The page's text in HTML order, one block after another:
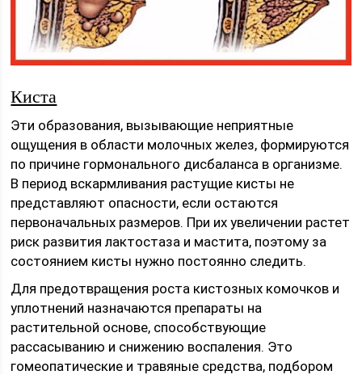
Киста
Эти образования, вызывающие неприятные
ощущения в области молочных желез, формируются
по причине гормонального дисбаланса в организме.
В период вскармливания растущие кисты не
представляют опасности, если остаются
первоначальных размеров. При их увеличении растет
риск развития лактостаза и мастита, поэтому за
состоянием кисты нужно постоянно следить.
Для предотвращения роста кистозных комочков и
уплотнений назначаются препараты на
растительной основе, способствующие
рассасыванию и снижению воспаления. Это
гомеопатические и травяные средства, подбором